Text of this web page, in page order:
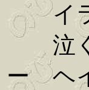
イラ
泣く
ー ヘ